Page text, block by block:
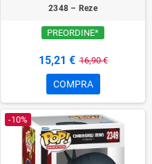
2348 – Reze
PREORDINE*
15,21 € 16,90 €
COMPRA
-10%